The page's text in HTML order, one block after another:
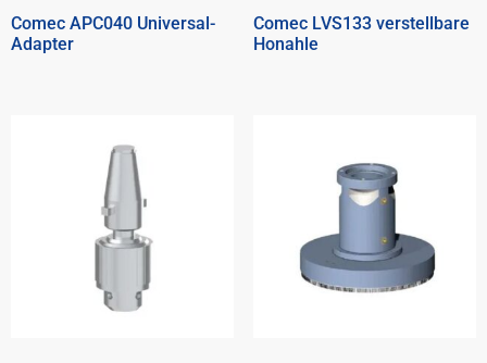
Comec APC040 Universal-
Adapter
Comec LVS133 verstellbare
Honahle